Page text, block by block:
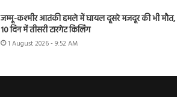
जम्मू-कश्मीर आतंकी हमले में घायल दूसरे मजदूर की भी मौत,
10 दिन में तीसरी टारगेट किलिंग
1 August 2026 - 9:52 AM